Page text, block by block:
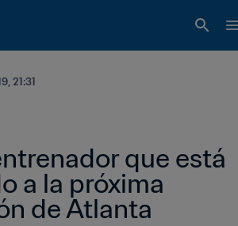
21:31
que está
a la próxima
de Atlanta